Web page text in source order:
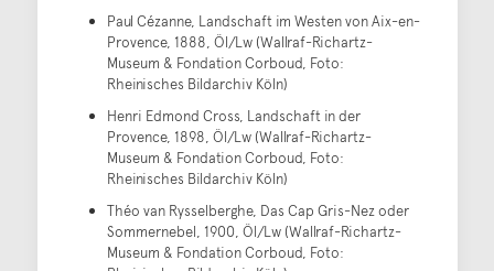
Paul Cézanne, Landschaft im Westen von Aix-en-
Provence, 1888, Öl/Lw (Wallraf-Richartz-
Museum & Fondation Corboud, Foto:
Rheinisches Bildarchiv Köln)
Henri Edmond Cross, Landschaft in der
Provence, 1898, Öl/Lw (Wallraf-Richartz-
Museum & Fondation Corboud, Foto:
Rheinisches Bildarchiv Köln)
Théo van Rysselberghe, Das Cap Gris-Nez oder
Sommernebel, 1900, Öl/Lw (Wallraf-Richartz-
Museum & Fondation Corboud, Foto: